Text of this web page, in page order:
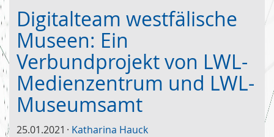
Digitalteam westfälische
Museen: Ein
Verbundprojekt von LWL-
Medienzentrum und LWL-
Museumsamt
25.01.2021
Katharina Hauck